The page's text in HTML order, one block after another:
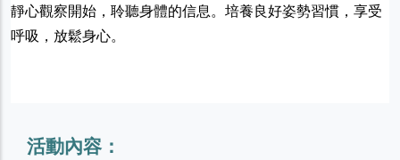
靜心觀察開始，聆聽身體的信息。培養良好姿勢習慣，享受
呼吸，放鬆身心。
活動內容：